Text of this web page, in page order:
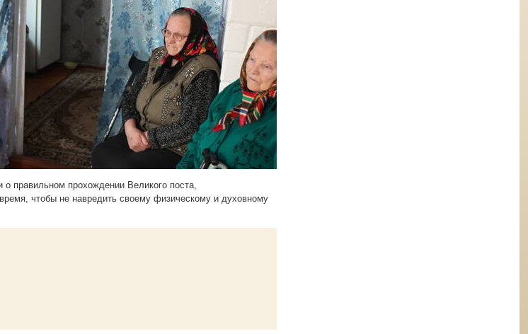
правильном прохождении Великого поста,
чтобы не навредить своему физическому и духовному